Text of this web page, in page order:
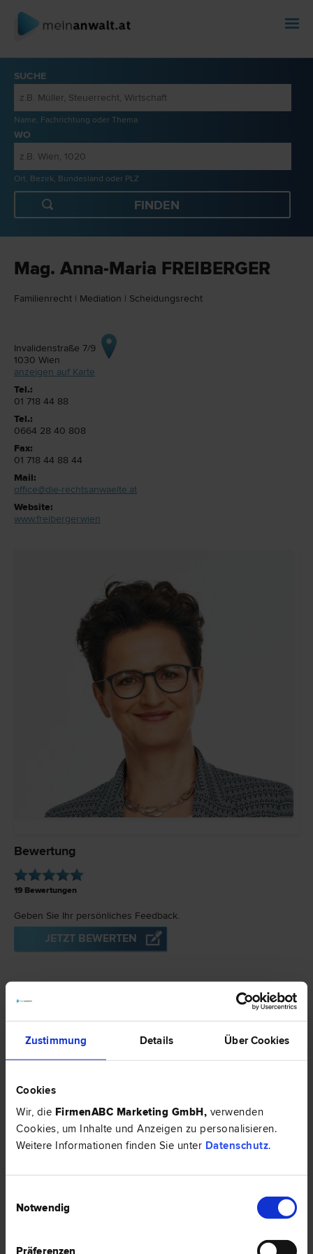
Zustimmung Details Über Cookies
Cookies
Wir, die FirmenABC Marketing GmbH, verwenden
Cookies, um Inhalte und Anzeigen zu personalisieren.
Weitere Informationen finden Sie unter Datenschutz.
Notwendig
Präferenzen
SUCHE
Name, Fachrichtung oder Thema
WO
Ort, Bezirk, Bundesland oder PLZ
Mag. Anna-Maria FREIBERGER
Familien­recht | Mediation | Scheidungs­recht
Invalidenstraße 7/9
1030 Wien
anzeigen auf Karte
Tel.:
01 718 44 88
Tel.:
0664 28 40 808
Fax:
01 718 44 88 44
Mail:
office@die-rechtsanwaelte.at
Website:
www.freiberger.wien
Bewertung
19 Bewertungen
Geben Sie Ihr persönliches Feedback.
JETZT BEWERTEN
BEWERTUNG
ÜBERSICHT
Vor allem im Familienrecht ist den Parteien am besten damit